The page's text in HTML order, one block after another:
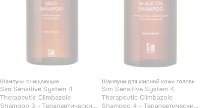
Шампуни очищающие
Sim Sensitive System 4
Therapeutic Climbazole
Shampoo 3 - Терапевтический
Шампуни для жирной кожи головы
Sim Sensitive System 4
Therapeutic Climbazole
Shampoo 4 - Терапевтический